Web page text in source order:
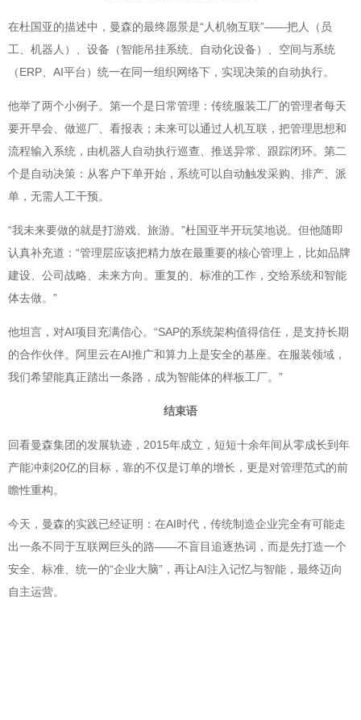
在杜国亚的描述中，曼森的最终愿景是“人机物互联”——把人（员
工、机器人）、设备（智能吊挂系统、自动化设备）、空间与系统
（ERP、AI平台）统一在同一组织网络下，实现决策的自动执行。
他举了两个小例子。第一个是日常管理：传统服装工厂的管理者每天
要开早会、做巡厂、看报表；未来可以通过人机互联，把管理思想和
流程输入系统，由机器人自动执行巡查、推送异常、跟踪闭环。第二
个是自动决策：从客户下单开始，系统可以自动触发采购、排产、派
单，无需人工干预。
“我未来要做的就是打游戏、旅游。”杜国亚半开玩笑地说。但他随即
认真补充道：“管理层应该把精力放在最重要的核心管理上，比如品牌
建设、公司战略、未来方向。重复的、标准的工作，交给系统和智能
体去做。”
他坦言，对AI项目充满信心。“SAP的系统架构值得信任，是支持长期
的合作伙伴。阿里云在AI推广和算力上是安全的基座。在服装领域，
我们希望能真正踏出一条路，成为智能体的样板工厂。”
结束语
回看曼森集团的发展轨迹，2015年成立，短短十余年间从零成长到年
产能冲刺20亿的目标，靠的不仅是订单的增长，更是对管理范式的前
瞻性重构。
今天，曼森的实践已经证明：在AI时代，传统制造企业完全有可能走
出一条不同于互联网巨头的路——不盲目追逐热词，而是先打造一个
安全、标准、统一的“企业大脑”，再让AI注入记忆与智能，最终迈向
自主运营。